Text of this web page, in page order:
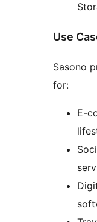
Use
Sasono
for:
E-